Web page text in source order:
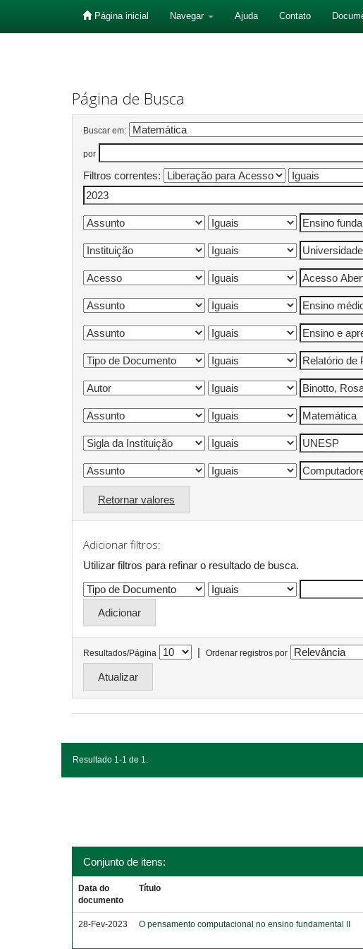
Página inicial Navegar Ajuda Contato
Página de Busca
Buscar em:
por
Filtros correntes:
Retornar valores
Adicionar filtros:
Utilizar filtros para refinar o resultado de busca.
Resultados/Página | Ordenar registros por
Resultado 1-1 de 1.
Conjunto de itens:
Data do
documento
Título
28-Fev-2023 O pensamento computacional no ensino fundamental II